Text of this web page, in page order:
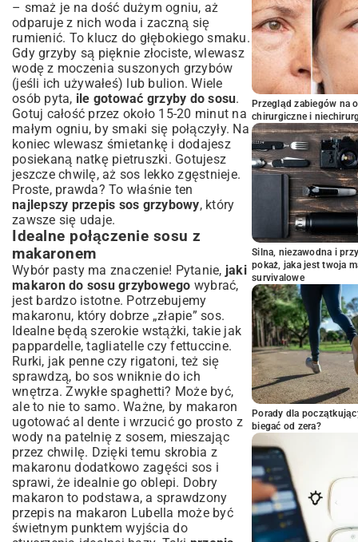
– smaż je na dość dużym ogniu, aż
odparuje z nich woda i zaczną się
rumienić. To klucz do głębokiego smaku.
Gdy grzyby są pięknie złociste, wlewasz
wodę z moczenia suszonych grzybów
(jeśli ich używałeś) lub bulion. Wiele
osób pyta, ile gotować grzyby do sosu.
Gotuj całość przez około 15-20 minut na
małym ogniu, by smaki się połączyły. Na
koniec wlewasz śmietankę i dodajesz
posiekaną natkę pietruszki. Gotujesz
jeszcze chwilę, aż sos lekko zgęstnieje.
Proste, prawda? To właśnie ten
najlepszy przepis sos grzybowy, który
zawsze się udaje.
Idealne połączenie sosu z
makaronem
Wybór pasty ma znaczenie! Pytanie, jaki
makaron do sosu grzybowego wybrać,
jest bardzo istotne. Potrzebujemy
makaronu, który dobrze „złapie” sos.
Idealne będą szerokie wstążki, takie jak
pappardelle, tagliatelle czy fettuccine.
Rurki, jak penne czy rigatoni, też się
sprawdzą, bo sos wniknie do ich
wnętrza. Zwykłe spaghetti? Może być,
ale to nie to samo. Ważne, by makaron
ugotować al dente i wrzucić go prosto z
wody na patelnię z sosem, mieszając
przez chwilę. Dzięki temu skrobia z
makaronu dodatkowo zagęści sos i
sprawi, że idealnie go oblepi. Dobry
makaron to podstawa, a sprawdzony
przepis na makaron Lubella może być
świetnym punktem wyjścia do
Przegląd zabiegów na
chirurgiczne i
Silna, niezawodna i
pokaż, jaka jest twoja
survivalowe
Porady dla
biegać od zera?